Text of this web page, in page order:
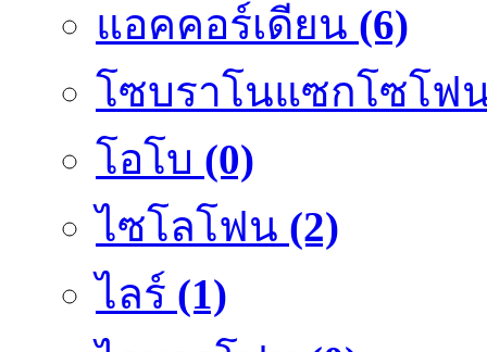
แอคคอร์เดียน (6)
โซบราโนแซกโซโฟ
โอโบ (0)
ไซโลโฟน (2)
ไลร์ (1)